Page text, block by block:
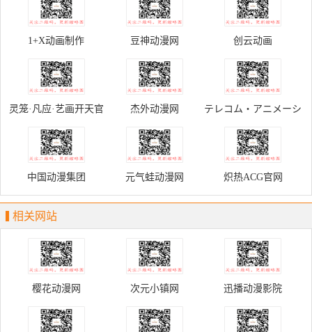
1+X动画制作 豆神动漫网 创云动画
灵笼·凡应·艺画开天官
网
杰外动漫网 テレコム・アニメーシ
ョンフィルム オフィ
中国动漫集团
元气蛙动漫网 炽热ACG官网
相关网站
樱花动漫网 次元小镇网 迅播动漫影院